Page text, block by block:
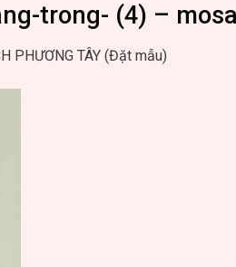
trong- (4) –
PHƯƠNG TÂY (Đặt mẫu)